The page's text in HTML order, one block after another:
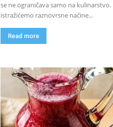
se ne ograničava samo na
istražićemo raznovrsne načine...
Read more